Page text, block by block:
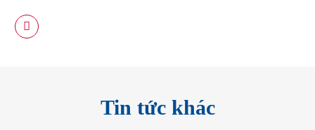
Tin tức khác